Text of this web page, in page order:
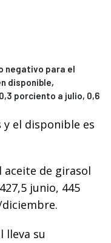
negativo para el
disponible,
porciento a julio, 0,6
el disponible es
de girasol
junio, 445
lleva su